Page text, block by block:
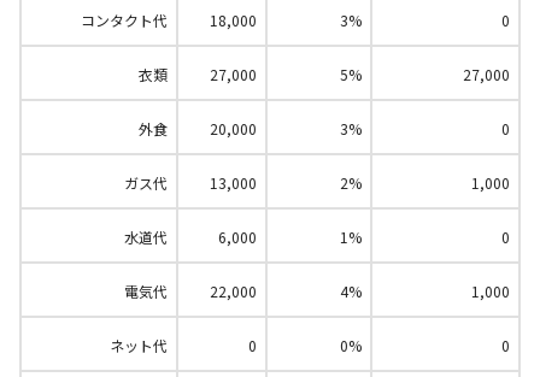
コンタクト代 18,000 3% 0
衣類 27,000 5% 27,000
外食 20,000 3% 0
ガス代 13,000 2% 1,000
水道代 6,000 1% 0
電気代 22,000 4% 1,000
ネット代 0 0% 0